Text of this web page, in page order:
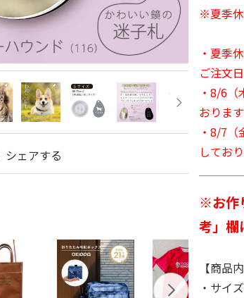
シェアする
※夏季休
・夏季
ご注文
・8/6
おりま
・8/7
してお
※お作
考」欄
【商品
・サイ